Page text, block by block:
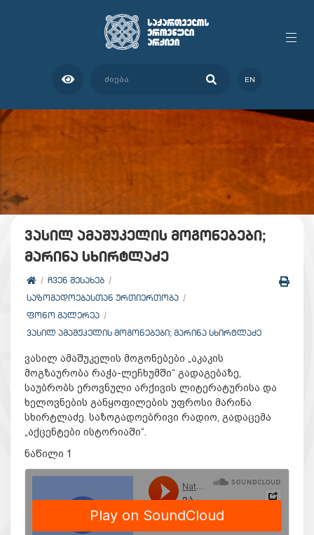
EN
ვასილ ამაშუკელის მოგონებები;
მარინა სხირტლაძე
ᲩᲕᲔᲜ ᲨᲔᲡᲐᲮᲔᲑ
ᲡᲐᲖᲝᲒᲐᲓᲝᲔᲑᲐᲡᲗᲐᲜ ᲣᲠᲗᲘᲔᲠᲗᲝᲑᲐ
ᲤᲝᲜᲝ ᲒᲐᲚᲔᲠᲔᲐ
ᲕᲐᲡᲘᲚ ᲐᲛᲐᲨᲣᲙᲔᲚᲘᲡ ᲛᲝᲒᲝᲜᲔᲑᲔᲑᲘ; ᲛᲐᲠᲘᲜᲐ ᲡᲮᲘᲠᲢᲚᲐᲫᲔ
ვასილ ამაშუკელის მოგონებები „აკაკის
მოგზაურობა რაჭა-ლეჩხუმში“ გადაგებაზე,
საუბრობს ეროვნული არქივის ლიტერატურისა და
ხელოვნების განყოფილების უფროსი მარინა
სხირტლაძე. საზოგადოებრივი რადიო, გადაცემა
„აქცენტები ისტორიაში“.
ნაწილი 1